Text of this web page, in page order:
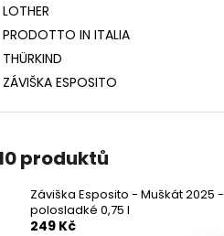
LOTHER
PRODOTTO IN ITALIA
THÜRKIND
ZÁVIŠKA ESPOSITO
produktů
Záviška Esposito - Muškát 2025 -
polosladké 0,75 l
249 Kč